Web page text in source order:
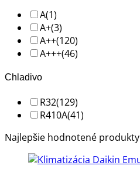
A(1)
A+(3)
A++(120)
A+++(46)
Chladivo
R32(129)
R410A(41)
Najlepšie hodnotené produkty